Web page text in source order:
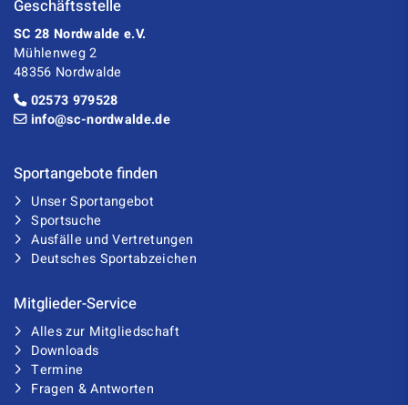
Geschäftsstelle
SC 28 Nordwalde e.V.
Mühlenweg 2
48356 Nordwalde
02573 979528
info@sc-nordwalde.de
Sportangebote finden
Unser Sportangebot
Sportsuche
Ausfälle und Vertretungen
Deutsches Sportabzeichen
Mitglieder-Service
Alles zur Mitgliedschaft
Downloads
Termine
Fragen & Antworten